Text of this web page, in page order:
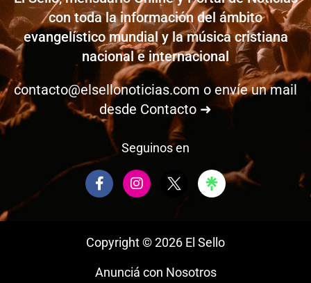
con toda la información del ámbito
evangelístico mundial y la música cristiana
nacional e internacional
contacto@elsellonoticias.com o envíe un mail
desde Contacto ➜
Seguinos en
F
a
o
k
I
n
g
a
Copyright © 2026 El Sello
Anunciá con Nosotros